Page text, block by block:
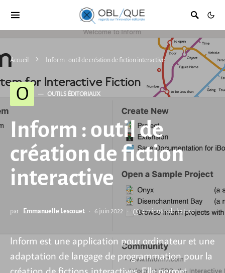
Accueil Inform : outil de création de fiction interactive
O OUTILS ÉDITORIAUX
Inform : outil de
création de fiction
interactive
par Emmanuelle Lescouet 6 juin 2022 4 minutes de lecture
Inform est une application pour ordinateur et une
adaptation de langage de programmation pour la